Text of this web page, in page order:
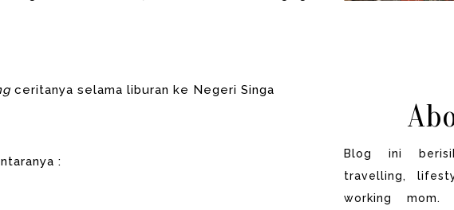
ceritanya selama liburan ke Negeri Singa
:
Blog ini
travelling,
working mom.